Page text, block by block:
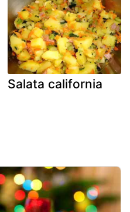
Salata california